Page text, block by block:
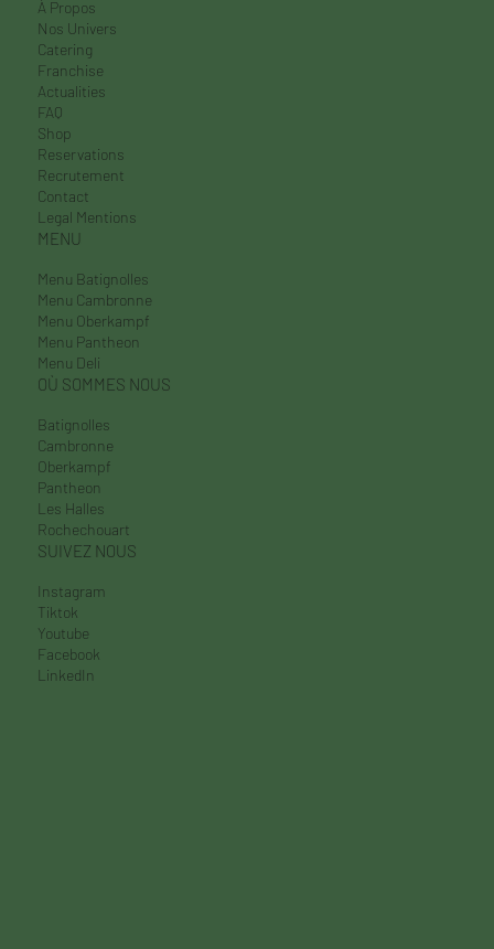
À Propos
Nos Univers
Catering
Franchise
Actualities
FAQ
Shop
Reservations
Recrutement
Contact
Legal Mentions
MENU
Menu Batignolles
Menu Cambronne
Menu Oberkampf
Menu Pantheon
Menu Deli
OÙ SOMMES NOUS
Batignolles
Cambronne
Oberkampf
Pantheon
Les Halles
Rochechouart
SUIVEZ NOUS
Instagram
Tiktok
Youtube
Facebook
LinkedIn